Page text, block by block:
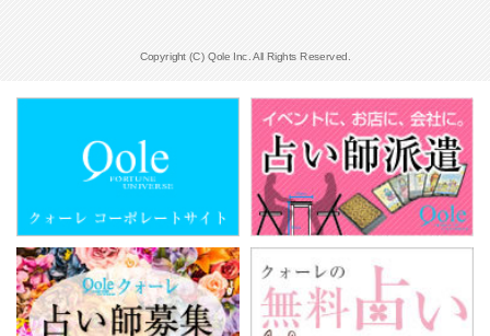
Copyright (C) Qole Inc. All Rights Reserved.